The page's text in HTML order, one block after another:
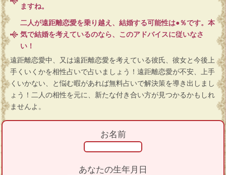
ますね。
二人が遠距離恋愛を乗り越え、結婚する可能性は●％です。本
気で結婚を考えているのなら、このアドバイスに従いなさ
い！
遠距離恋愛中、又は遠距離恋愛を考えている彼氏、彼女と今後上
手くいくかを相性占いで占いましょう！遠距離恋愛が不安、上手
くいかない、と悩む暇があれば無料占いで解決策を導き出しまし
ょう！二人の相性を元に、新たな付き合い方が見つかるかもしれ
ませんよ。
お名前
あなたの生年月日